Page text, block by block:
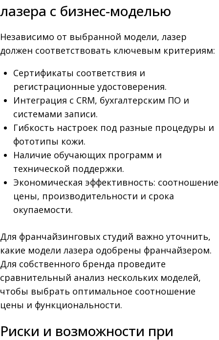
лазера с бизнес-моделью
Независимо от выбранной модели, лазер
должен соответствовать ключевым критериям:
Сертификаты соответствия и
регистрационные удостоверения.
Интеграция с CRM, бухгалтерским ПО и
системами записи.
Гибкость настроек под разные процедуры и
фототипы кожи.
Наличие обучающих программ и
технической поддержки.
Экономическая эффективность: соотношение
цены, производительности и срока
окупаемости.
Для франчайзинговых студий важно уточнить,
какие модели лазера одобрены франчайзером.
Для собственного бренда проведите
сравнительный анализ нескольких моделей,
чтобы выбрать оптимальное соотношение
цены и функциональности.
Риски и возможности при